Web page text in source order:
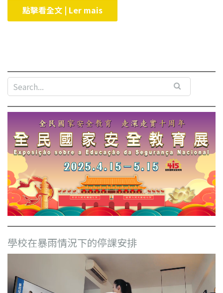
點擊看全文 | Ler mais
學校在暴雨情況下的停課安排
播